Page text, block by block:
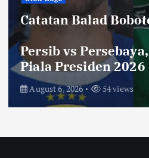
Hiburan
Toko Perlengkapan
Laku dengan
Saksikan di Bioskop
August 3, 2026 70 views